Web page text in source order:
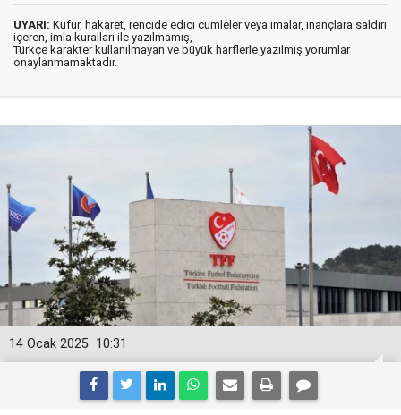
UYARI: Küfür, hakaret, rencide edici cümleler veya imalar, inançlara saldırı
içeren, imla kuralları ile yazılmamış,
Türkçe karakter kullanılmayan ve büyük harflerle yazılmış yorumlar
onaylanmamaktadır.
10:31
14 Ocak 2025